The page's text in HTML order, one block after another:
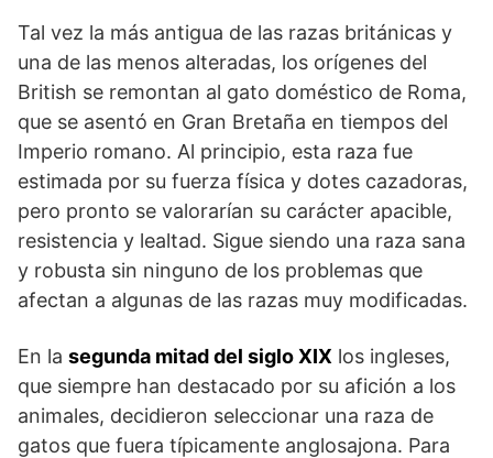
Tal vez la más antigua de las razas británicas y
una de las menos alteradas, los orígenes del
British se remontan al gato doméstico de Roma,
que se asentó en Gran Bretaña en tiempos del
Imperio romano. Al principio, esta raza fue
estimada por su fuerza física y dotes cazadoras,
pero pronto se valorarían su carácter apacible,
resistencia y lealtad. Sigue siendo una raza sana
y robusta sin ninguno de los problemas que
afectan a algunas de las razas muy modificadas.
En la segunda mitad del siglo XIX los ingleses,
que siempre han destacado por su afición a los
animales, decidieron seleccionar una raza de
gatos que fuera típicamente anglosajona. Para